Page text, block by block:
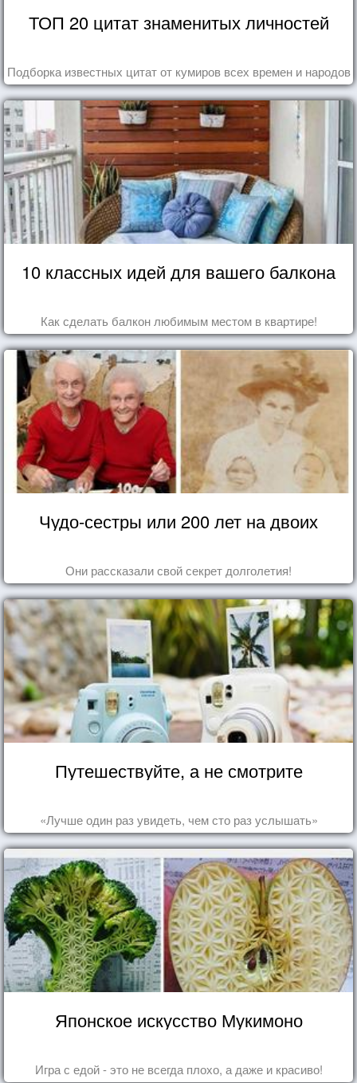
ТОП 20 цитат знаменитых личностей
Подборка известных цитат от кумиров всех времен и народов
10 классных идей для вашего балкона
Как сделать балкон любимым местом в квартире!
Чудо-сестры или 200 лет на двоих
Они рассказали свой секрет долголетия!
Путешествуйте, а не смотрите
«Лучше один раз увидеть, чем сто раз услышать»
Японское искусство Мукимоно
Игра с едой - это не всегда плохо, а даже и красиво!